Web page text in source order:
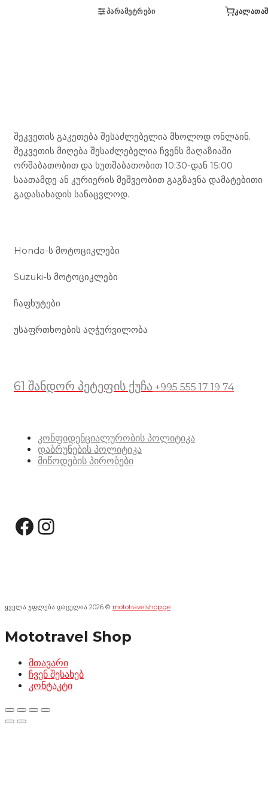
ᲞᲐᲠᲐᲛᲔᲢᲠᲔᲑᲘ
შეკვეთის გაკეთება შესაძლებელია მხოლოდ ონლაინ.
შეკვეთის მიღება შესაძლებელია ჩვენს მაღაზიაში
ორშაბათობით და ხუთშაბათობით 10:30-დან 15:00
საათამდე ან კურიერის მეშვეობით გაგზავნა დამატებითი
გადასახადის სანაცვლოდ.
Honda-ს მოტოციკლები
Suzuki-ს მოტოციკლები
ჩაფხუტები
უსაფრთხოების აღჭურვილობა
61 შანდორ პეტეფის ქუჩა +995 555 17 19 74
კონფიდენციალურობის პოლიტიკა
დაბრუნების პოლიტიკა
მიწოდების პირობები
Facebook
Instagram
ყველა უფლება დაცულია 2026 © mototravelshop.ge
Mototravel Shop
მთავარი
ჩვენ შესახებ
კონტაკტი